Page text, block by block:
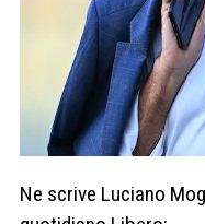
Ne scrive Luciano